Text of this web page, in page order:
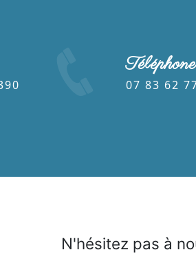
Téléphone
07 83 62
N'hésitez pas à